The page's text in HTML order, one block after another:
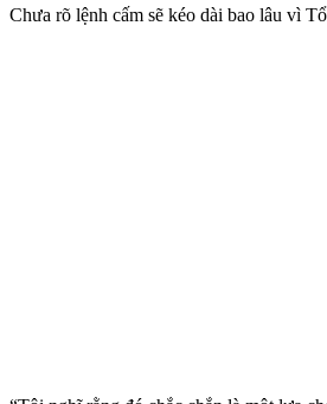
Chưa rõ lệnh cấm sẽ kéo dài bao lâu vì